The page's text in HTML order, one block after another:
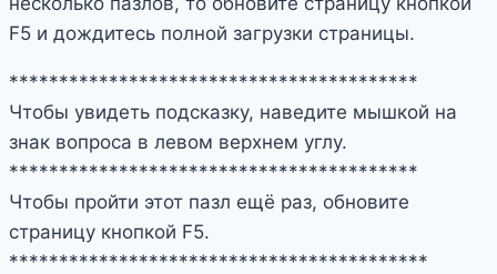
F5 и дождитесь полной загрузки страницы.
*****************************************
Чтобы увидеть подсказку, наведите мышкой на
знак вопроса в левом верхнем углу.
*****************************************
Чтобы пройти этот пазл ещё раз, обновите
страницу кнопкой F5.
******************************************